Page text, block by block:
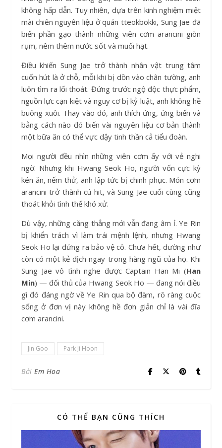
không hấp dẫn. Tuy nhiên, dựa trên kinh nghiệm miệt
mài chiên nguyên liệu ở quán tteokbokki, Sung Jae đã
biến phần gạo thành những viên cơm arancini giòn
rụm, nêm thêm nước sốt và muối hạt.
Điều khiến Sung Jae trở thành nhân vật trung tâm
cuốn hút là ở chỗ, mỗi khi bị dồn vào chân tường, anh
luôn tìm ra lối thoát. Đứng trước ngộ độc thực phẩm,
nguồn lực cạn kiệt và nguy cơ bị kỷ luật, anh không hề
buông xuôi. Thay vào đó, anh thích ứng, ứng biến và
bằng cách nào đó biến vài nguyên liệu cơ bản thành
một bữa ăn có thể vực dậy tinh thần cả tiểu đoàn.
Mọi người đều nhìn những viên cơm ấy với vẻ nghi
ngờ. Nhưng khi Hwang Seok Ho, người vốn cực kỳ
kén ăn, nếm thử, anh lập tức bị chinh phục. Món cơm
arancini trở thành cú hit, và Sung Jae cuối cùng cũng
thoát khỏi tình thế khó xử.
Dù vậy, những căng thẳng mới vẫn đang âm ỉ. Ye Rin
bị khiển trách vì làm trái mệnh lệnh, nhưng Hwang
Seok Ho lại đứng ra bảo vệ cô. Chưa hết, dường như
còn có một kẻ địch ngay trong hàng ngũ của họ. Khi
Sung Jae vô tình nghe được Captain Han Mi (Han
Min) — đối thủ của Hwang Seok Ho — đang nói điều
gì đó đáng ngờ về Ye Rin qua bộ đàm, rõ ràng cuộc
sống ở đơn vị này không hề đơn giản chỉ là vài đĩa
cơm arancini.
Jin Goo Park Ji Hoon
Bởi Em Hoa
CÓ THỂ BẠN CŨNG THÍCH